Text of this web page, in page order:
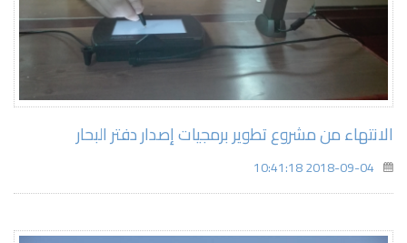
الانتهاء من مشروع تطوير برمجيات إصدار دفتر البحار
2018-09-04 10:41:18